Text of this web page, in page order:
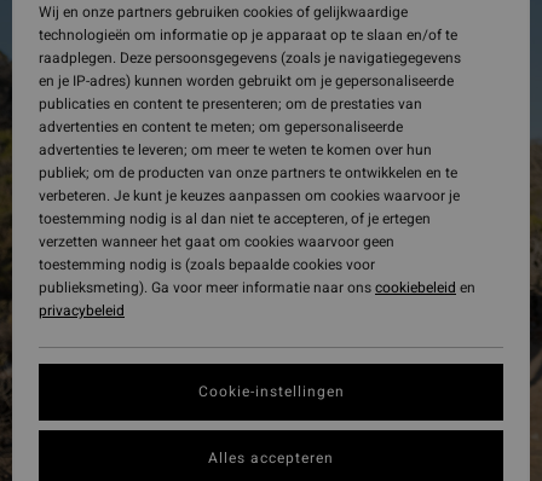
Wij en onze partners gebruiken cookies of gelijkwaardige
technologieën om informatie op je apparaat op te slaan en/of te
raadplegen. Deze persoonsgegevens (zoals je navigatiegegevens
en je IP-adres) kunnen worden gebruikt om je gepersonaliseerde
publicaties en content te presenteren; om de prestaties van
advertenties en content te meten; om gepersonaliseerde
advertenties te leveren; om meer te weten te komen over hun
publiek; om de producten van onze partners te ontwikkelen en te
verbeteren. Je kunt je keuzes aanpassen om cookies waarvoor je
toestemming nodig is al dan niet te accepteren, of je ertegen
verzetten wanneer het gaat om cookies waarvoor geen
toestemming nodig is (zoals bepaalde cookies voor
publieksmeting). Ga voor meer informatie naar onscookiebeleid en
privacybeleid
Cookie-instellingen
Alles accepteren